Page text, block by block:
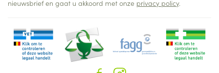
nieuwsbrief en gaat u akkoord met onze privacy policy.